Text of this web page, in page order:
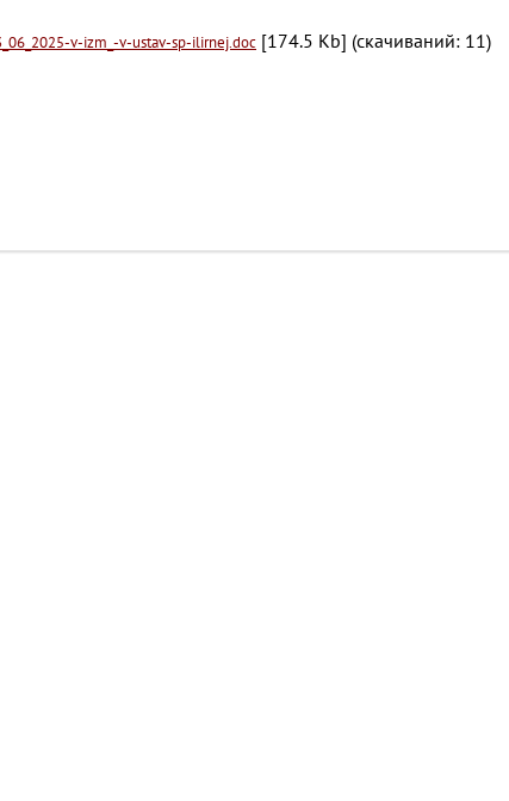
v-izm_-v-ustav-sp-ilirnej.doc [174.5 Kb] (cкачиваний: 11)